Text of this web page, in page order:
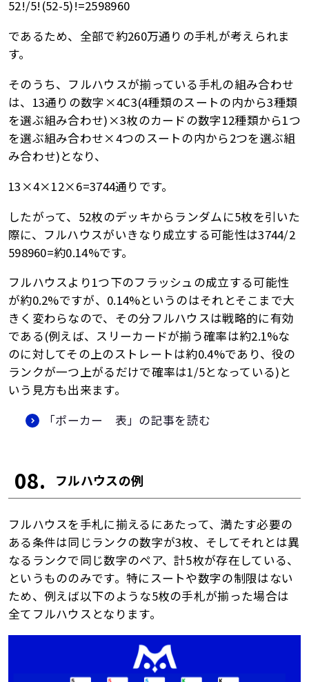
52!/5!(52-5)!=2598960
であるため、全部で約260万通りの手札が考えられま
す。
そのうち、フルハウスが揃っている手札の組み合わせ
は、13通りの数字×4C3(4種類のスートの内から3種類
を選ぶ組み合わせ)×3枚のカードの数字12種類から1つ
を選ぶ組み合わせ×4つのスートの内から2つを選ぶ組
み合わせ)となり、
13×4×12×6=3744通りです。
したがって、52枚のデッキからランダムに5枚を引いた
際に、フルハウスがいきなり成立する可能性は3744/2
598960=約0.14%です。
フルハウスより1つ下のフラッシュの成立する可能性
が約0.2%ですが、0.14%というのはそれとそこまで大
きく変わらなので、その分フルハウスは戦略的に有効
である(例えば、スリーカードが揃う確率は約2.1%な
のに対してその上のストレートは約0.4%であり、役の
ランクが一つ上がるだけで確率は1/5となっている)と
いう見方も出来ます。
「ポーカー 表」の記事を読む
08. フルハウスの例
フルハウスを手札に揃えるにあたって、満たす必要の
ある条件は同じランクの数字が3枚、そしてそれとは異
なるランクで同じ数字のペア、計5枚が存在している、
というもののみです。特にスートや数字の制限はない
ため、例えば以下のような5枚の手札が揃った場合は
全てフルハウスとなります。